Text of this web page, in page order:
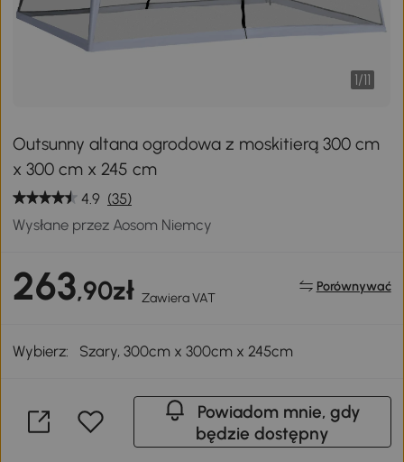
1/11
Outsunny altana ogrodowa z moskitierą 300 cm
x 300 cm x 245 cm
4.9 (35)
Wysłane przez Aosom Niemcy
263,90zł Zawiera VAT
Porównywać
Wybierz: Szary, 300cm x 300cm x 245cm
Powiadom mnie, gdy
będzie dostępny